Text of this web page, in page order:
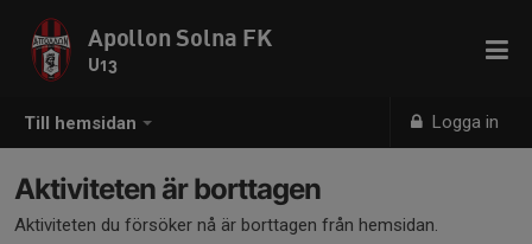
Till hemsidan Logga in
Apollon Solna FK
U13
Aktiviteten är borttagen
Aktiviteten du försöker nå är borttagen från hemsidan.